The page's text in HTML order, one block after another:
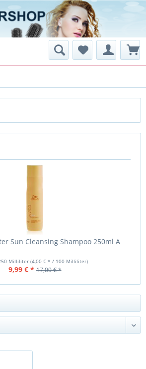
Sun Cleansing Shampoo 250ml A
Milliliter (4,00 € * / 100 Milliliter)
9,99 € * 17,00 € *